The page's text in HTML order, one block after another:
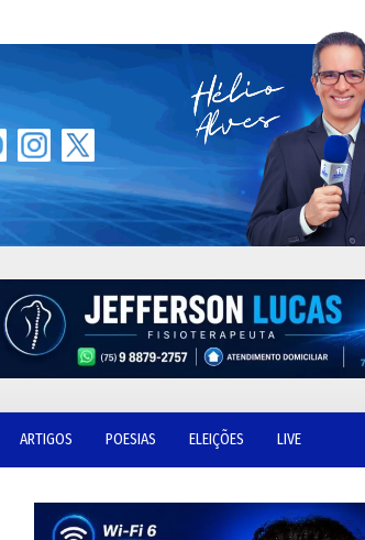
ARTIGOS POESIAS ELEIÇÕES LIVE